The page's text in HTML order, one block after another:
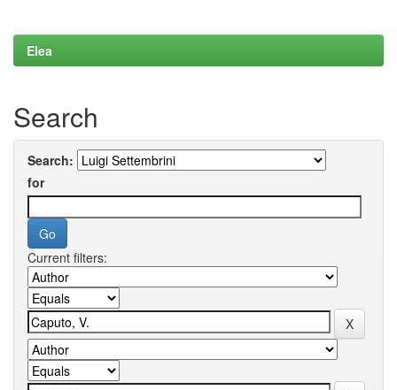
Elea
Search
Search:
for
Current filters: